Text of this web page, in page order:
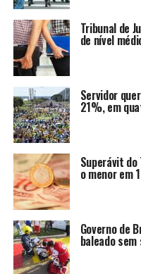
Tribunal de
de nível
Servidor
21%, em
Superávit
o menor em
Governo de
baleado